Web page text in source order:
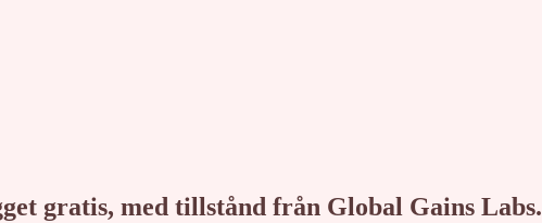
gratis, med tillstånd från Global Gains Labs.